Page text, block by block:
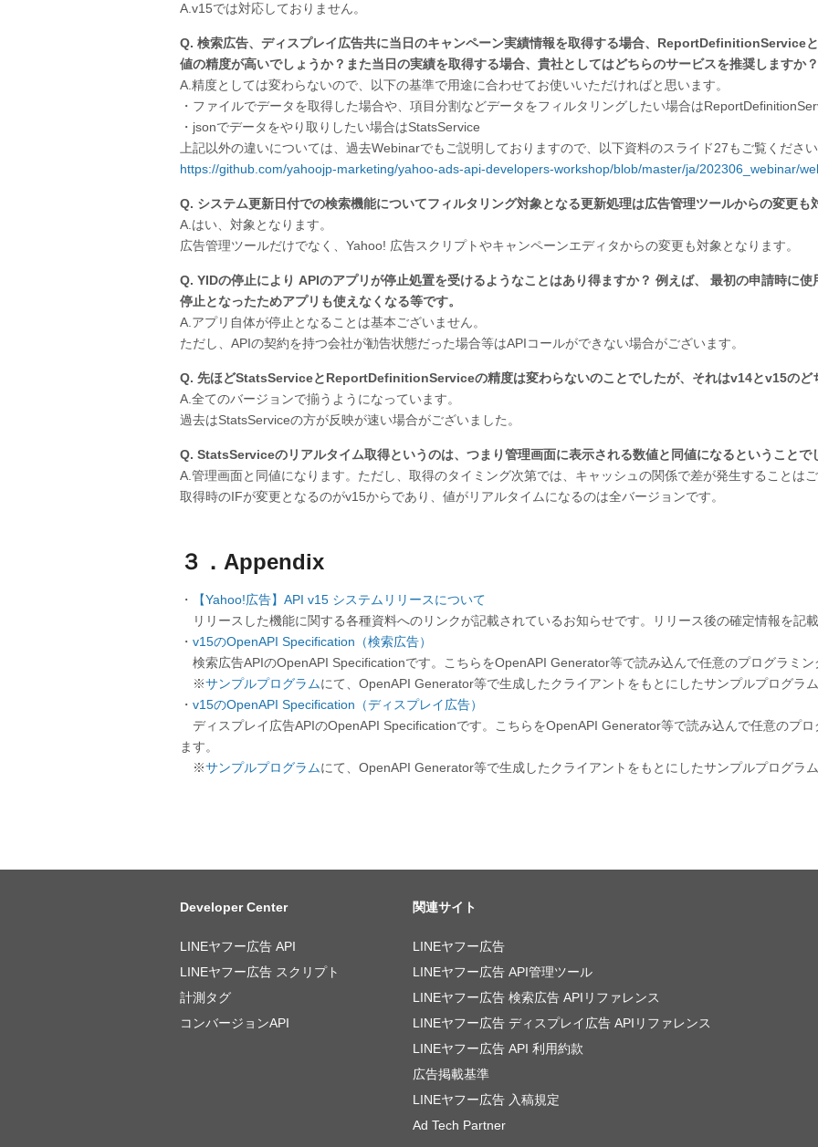
A.v15では対応しておりません。
Q. 検索広告、ディスプレイ広告共に当日のキャンペーン実績情報を取得する場合、ReportDefinitionService
値の精度が高いでしょうか？また当日の実績を取得する場合、貴社としてはどちらのサービスを推奨しますか
A.精度としては変わらないので、以下の基準で用途に合わせてお使いいただければと思います。
・ファイルでデータを取得した場合や、項目分割などデータをフィルタリングしたい場合は
・jsonでデータをやり取りしたい場合はStatsService
上記以外の違いについては、過去Webinarでもご説明しておりますので、以下資料のスライド27もご覧ください
https://github.com/yahoojp-marketing/yahoo-ads-api-developers-workshop/blob/master/ja/202306_webinar/
Q. システム更新日付での検索機能についてフィルタリング対象となる更新処理は広告管理ツールからの変更も
A.はい、対象となります。
広告管理ツールだけでなく、Yahoo! 広告スクリプトやキャンペーンエディタからの変更も対象となります。
Q. YIDの停止により APIのアプリが停止処置を受けるようなことはあり得ますか？ 例えば、 最初の申請時に
停止となったためアプリも使えなくなる等です。
A.アプリ自体が停止となることは基本ございません。
ただし、APIの契約を持つ会社が勧告状態だった場合等はAPIコールができない場合がございます。
Q. 先ほどStatsServiceとReportDefinitionServiceの精度は変わらないのことでしたが、それはv14とv15のど
A.全てのバージョンで揃うようになっています。
過去はStatsServiceの方が反映が速い場合がございました。
Q. StatsServiceのリアルタイム取得というのは、つまり管理画面に表示される数値と同値になるということで
A.管理画面と同値になります。ただし、取得のタイミング次第では、キャッシュの関係で差が発生することはご
取得時のIFが変更となるのがv15からであり、値がリアルタイムになるのは全バージョンです。
３．Appendix
・
【Yahoo!広告】API v15 システムリリースについて
リリースした機能に関する各種資料へのリンクが記載されているお知らせです。リリース後の確定情報を記載
・ v15のOpenAPI Specification（検索広告）
検索広告APIのOpenAPI Specificationです。こちらをOpenAPI Generator等で読み込んで任意のプログラミン
※サンプルプログラムにて、OpenAPI Generator等で生成したクライアントをもとにしたサンプルプログラム
・ v15のOpenAPI Specification（ディスプレイ広告）
ディスプレイ広告APIのOpenAPI Specificationです。こちらをOpenAPI Generator等で読み込んで任意のプ
ます。
※サンプルプログラムにて、OpenAPI Generator等で生成したクライアントをもとにしたサンプルプログラム
Developer Center
LINEヤフー広告 API
LINEヤフー広告 スクリプト
計測タグ
コンバージョンAPI
関連サイト
LINEヤフー広告
LINEヤフー広告 API管理ツール
LINEヤフー広告 検索広告 APIリファレンス
LINEヤフー広告 ディスプレイ広告 APIリファレンス
LINEヤフー広告 API 利用約款
広告掲載基準
LINEヤフー広告 入稿規定
Ad Tech Partner